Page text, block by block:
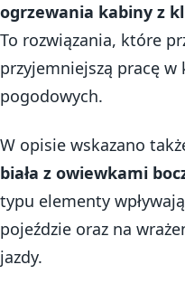
ogrzewania kabiny z
To rozwiązania, które
przyjemniejszą pracę w
pogodowych.
W opisie wskazano
biała z owiewkami
typu elementy
pojeździe oraz na
jazdy.